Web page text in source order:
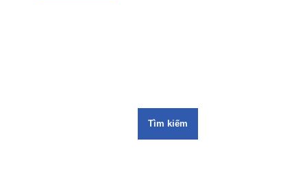
Tìm kiếm